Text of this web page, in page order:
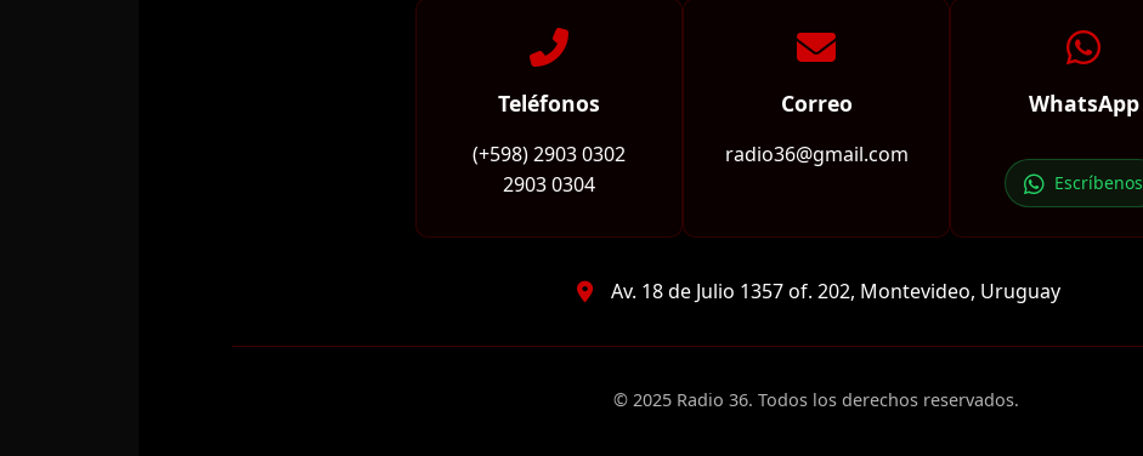
Teléfonos
(+598) 2903 0302
2903 0304
Correo
radio36@gmail.com
WhatsApp
Escríbenos
Av. 18 de Julio 1357 of. 202, Montevideo, Uruguay
© 2025 Radio 36. Todos los derechos reservados.